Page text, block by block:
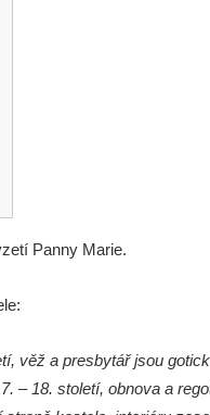
Panny Marie.
věž a presbytář jsou
– 18. století, obnova a